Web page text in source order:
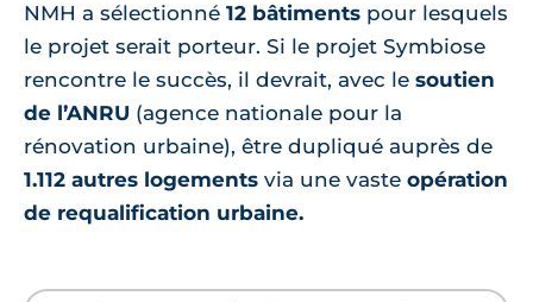
NMH a sélectionné 12 bâtiments pour lesquels
le projet serait porteur. Si le projet Symbiose
rencontre le succès, il devrait, avec le soutien
de l’ANRU (agence nationale pour la
rénovation urbaine), être dupliqué auprès de
1.112 autres logements via une vaste opération
de requalification urbaine.